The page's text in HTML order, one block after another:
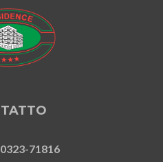
71816